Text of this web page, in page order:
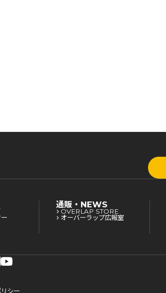
通販・NEWS
OVERLAP STORE
オーバーラップ広報室
シー